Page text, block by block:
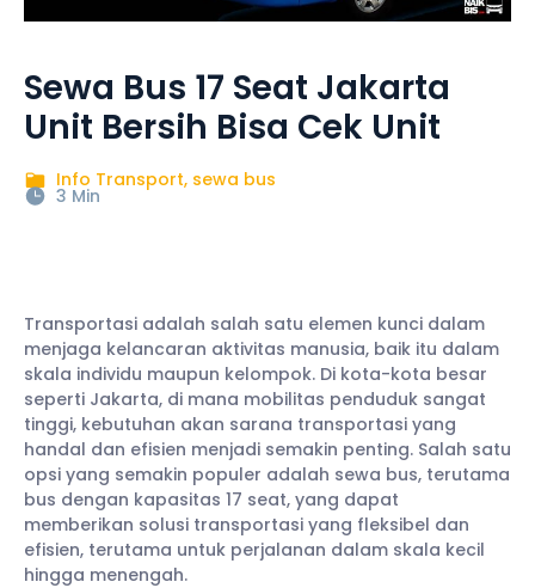
Sewa Bus 17 Seat Jakarta
Unit Bersih Bisa Cek Unit
Info Transport, sewa bus
3 Min
Transportasi adalah salah satu elemen kunci dalam
menjaga kelancaran aktivitas manusia, baik itu dalam
skala individu maupun kelompok. Di kota-kota besar
seperti Jakarta, di mana mobilitas penduduk sangat
tinggi, kebutuhan akan sarana transportasi yang
handal dan efisien menjadi semakin penting. Salah satu
opsi yang semakin populer adalah sewa bus, terutama
bus dengan kapasitas 17 seat, yang dapat
memberikan solusi transportasi yang fleksibel dan
efisien, terutama untuk perjalanan dalam skala kecil
hingga menengah.